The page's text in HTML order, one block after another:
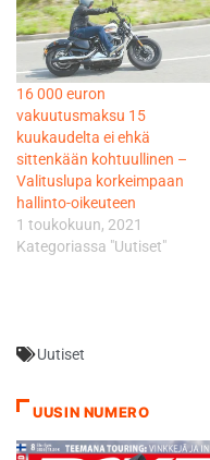
ajokauteen. Olen itsekin
aikanani ajanut
lumispoorissa ja jopa
nauttinut siitä. Se on
mukavaa puuhaa, mutta
puitteet pitää olla kunnossa.
Paljon lunta, hyvä…
16 000 euron
vakuutusmaksu 15
kuukaudelta ei ehkä
sittenkään kohtuullinen –
Valituslupa korkeimpaan
hallinto-oikeuteen
1 toukokuun, 2021
Kategoriassa "Uutiset"
Uutiset
UUSIN NUMERO